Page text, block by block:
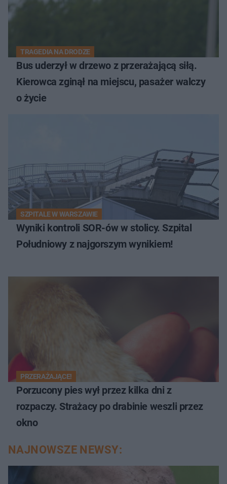
TRAGEDIA NA DRODZE
Bus uderzył w drzewo z przerażającą siłą.
Kierowca zginął na miejscu, pasażer walczy
o życie
SZPITALE W WARSZAWIE
Wyniki kontroli SOR-ów w stolicy. Szpital
Południowy z najgorszym wynikiem!
PRZERAŻAJĄCE!
Porzucony pies wył przez kilka dni z
rozpaczy. Strażacy po drabinie weszli przez
okno
NAJNOWSZE NEWSY: